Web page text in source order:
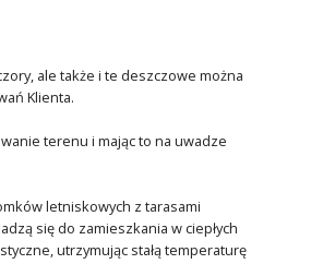
ale także i te deszczowe można
Klienta.
terenu i mając to na uwadze
letniskowych z tarasami
się do zamieszkania w ciepłych
utrzymując stałą temperaturę